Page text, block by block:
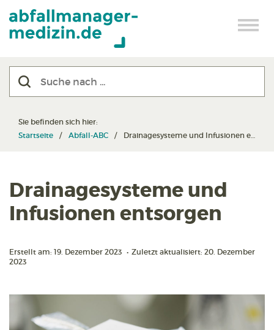
Sie befinden sich hier:
Startseite
Abfall-ABC Drainagesysteme und Infusionen entsorgen
Drainagesysteme und
Infusionen entsorgen
Erstellt am: 19. Dezember 2023 • Zuletzt aktualisiert: 20. Dezember
2023